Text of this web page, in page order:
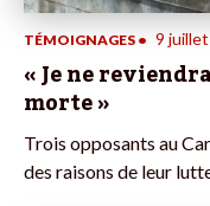
TÉMOIGNAGES • 9
« Je ne
morte »
Trois opposants au
des raisons de leur